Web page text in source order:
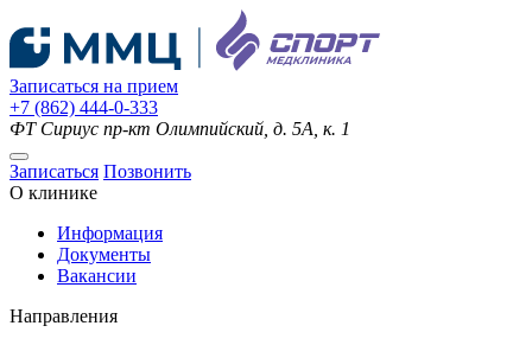
Записаться на прием
+7 (862) 444-0-333
ФТ Сириус пр-кт Олимпийский, д. 5А, к. 1
Записаться Позвонить
О клинике
Информация
Документы
Вакансии
Направления